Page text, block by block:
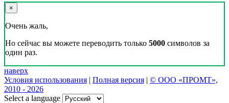
×
Очень жаль,
Но сейчас вы можете переводить только 5000 символов за
один раз.
наверх
Условия использования | Полная версия | © ООО «ПРОМТ»,
2010 - 2026
Select a language